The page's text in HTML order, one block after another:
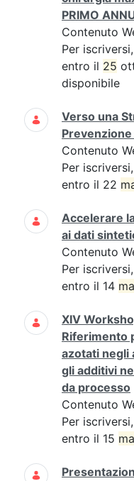
PRIMO
Contenuto
Per
entro il 25
disponibile
Verso una
Contenuto
Per
entro il 22
Accelerare
ai dati
Contenuto
Per
entro il 14
XIV
Riferimento
azotati negli
gli additivi
da processo
Contenuto
Per
entro il 15